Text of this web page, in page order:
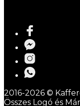
2016-2026 ©
Összes Logó és